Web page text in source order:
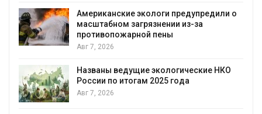
Американские экологи предупредили о
масштабном загрязнении из-за
противопожарной пены
Авг 7, 2026
Названы ведущие экологические НКО
России по итогам 2025 года
Авг 7, 2026